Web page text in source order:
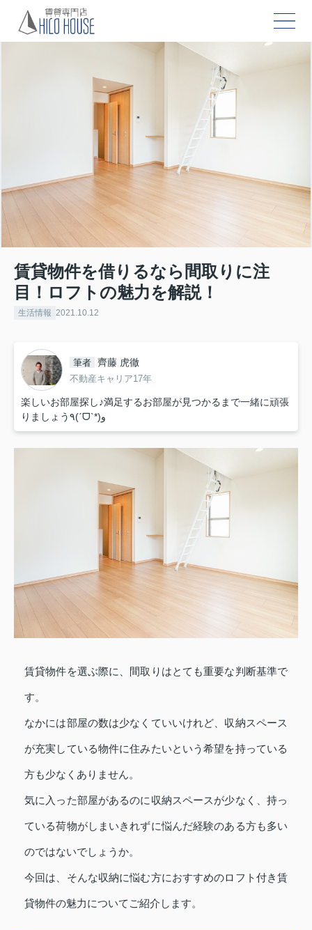
賃貸物件を借りるなら間取りに注
目！ロフトの魅力を解説！
生活情報 2021.10.12
筆者 齊藤 虎徹
不動産キャリア17年
楽しいお部屋探し♪満足するお部屋が見つかるまで一緒に頑張
りましょう٩(ˊᗜˋ*)و
賃貸物件を選ぶ際に、間取りはとても重要な判断基準で
す。
なかには部屋の数は少なくていいけれど、収納スペース
が充実している物件に住みたいという希望を持っている
方も少なくありません。
気に入った部屋があるのに収納スペースが少なく、持っ
ている荷物がしまいきれずに悩んだ経験のある方も多い
のではないでしょうか。
今回は、そんな収納に悩む方におすすめのロフト付き賃
貸物件の魅力についてご紹介します。